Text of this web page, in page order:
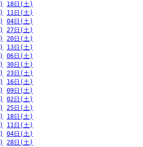
18日(土)
11日(土)
04日(土)
27日(土)
20日(土)
13日(土)
06日(土)
30日(土)
23日(土)
16日(土)
09日(土)
02日(土)
25日(土)
18日(土)
11日(土)
04日(土)
28日(土)